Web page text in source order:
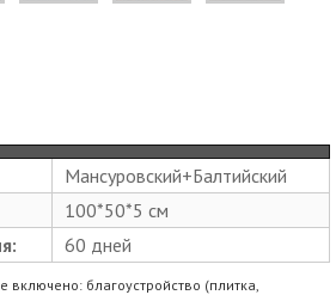
Мансуровский+Балтийский
100*50*5 см
60 дней
включено: благоустройство (плитка,